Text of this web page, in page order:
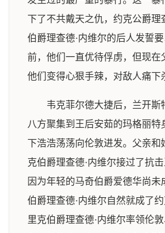
下了不共戴天之仇，约克公爵理
伯爵理查德·内维尔的后人发誓
前，他们一直优待俘虏，但现在
他们变得心狠手辣，对敌人痛下
韦克菲尔德大捷后，兰开斯
八方聚集到王后安茹的玛格丽特
下浩浩荡荡向伦敦进发。父亲和
克伯爵理查德·内维尔接过了抗击
因为年轻的马奇伯爵爱德华尚未
伯爵理查德·内维尔自然就成了
里克伯爵理查德·内维尔率领伦